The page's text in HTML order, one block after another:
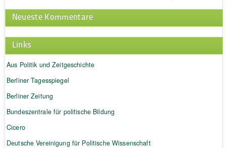
Neueste Kommentare
Links
Aus Politik und Zeitgeschichte
Berliner Tagesspiegel
Berliner Zeitung
Bundeszentrale für politische Bildung
Cicero
Deutsche Vereinigung für Politische Wissenschaft